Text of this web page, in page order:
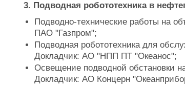
3. Подводная робототехника в
Подводно-технические работы на
ПАО "Газпром";
Подводная робототехника для
Докладчик: АО "НПП ПТ "Океанос";
Освещение подводной обстановки
Докладчик: АО Концерн